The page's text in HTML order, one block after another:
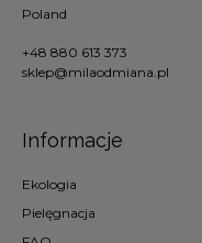
Poland
+48 880 613 373
sklep@milaodmiana.pl
Informacje
Ekologia
Pielęgnacja